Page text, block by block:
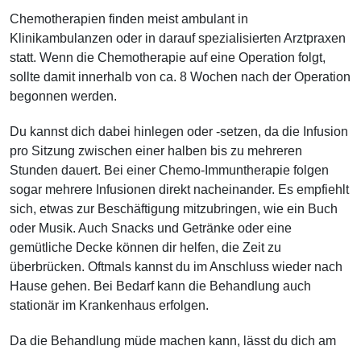
Chemotherapien finden meist ambulant in
Klinikambulanzen oder in darauf spezialisierten Arztpraxen
statt. Wenn die Chemotherapie auf eine Operation folgt,
sollte damit innerhalb von ca. 8 Wochen nach der Operation
begonnen werden.
Du kannst dich dabei hinlegen oder -setzen, da die Infusion
pro Sitzung zwischen einer halben bis zu mehreren
Stunden dauert. Bei einer Chemo-Immuntherapie folgen
sogar mehrere Infusionen direkt nacheinander. Es empfiehlt
sich, etwas zur Beschäftigung mitzubringen, wie ein Buch
oder Musik. Auch Snacks und Getränke oder eine
gemütliche Decke können dir helfen, die Zeit zu
überbrücken. Oftmals kannst du im Anschluss wieder nach
Hause gehen. Bei Bedarf kann die Behandlung auch
stationär im Krankenhaus erfolgen.
Da die Behandlung müde machen kann, lässt du dich am